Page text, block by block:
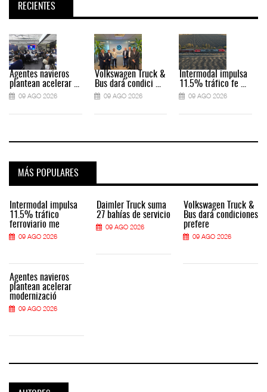
RECIENTES
Agentes navieros
plantean acelerar ...
09 AGO 2026
Volkswagen Truck &
Bus dará condici ...
09 AGO 2026
Intermodal impulsa
11.5% tráfico fe ...
09 AGO 2026
MÁS POPULARES
Intermodal impulsa
11.5% tráfico
ferroviario me
09 AGO 2026
Agentes navieros
plantean acelerar
modernizació
09 AGO 2026
Daimler Truck suma
27 bahías de servicio
09 AGO 2026
Volkswagen Truck &
Bus dará condiciones
prefere
09 AGO 2026